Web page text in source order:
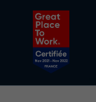
(sans justificatif et